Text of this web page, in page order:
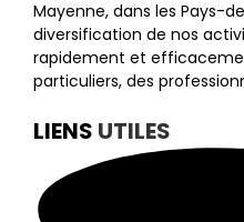
Mayenne, dans les Pays-
diversification de nos
rapidement et
particuliers, des
LIENS UTILES